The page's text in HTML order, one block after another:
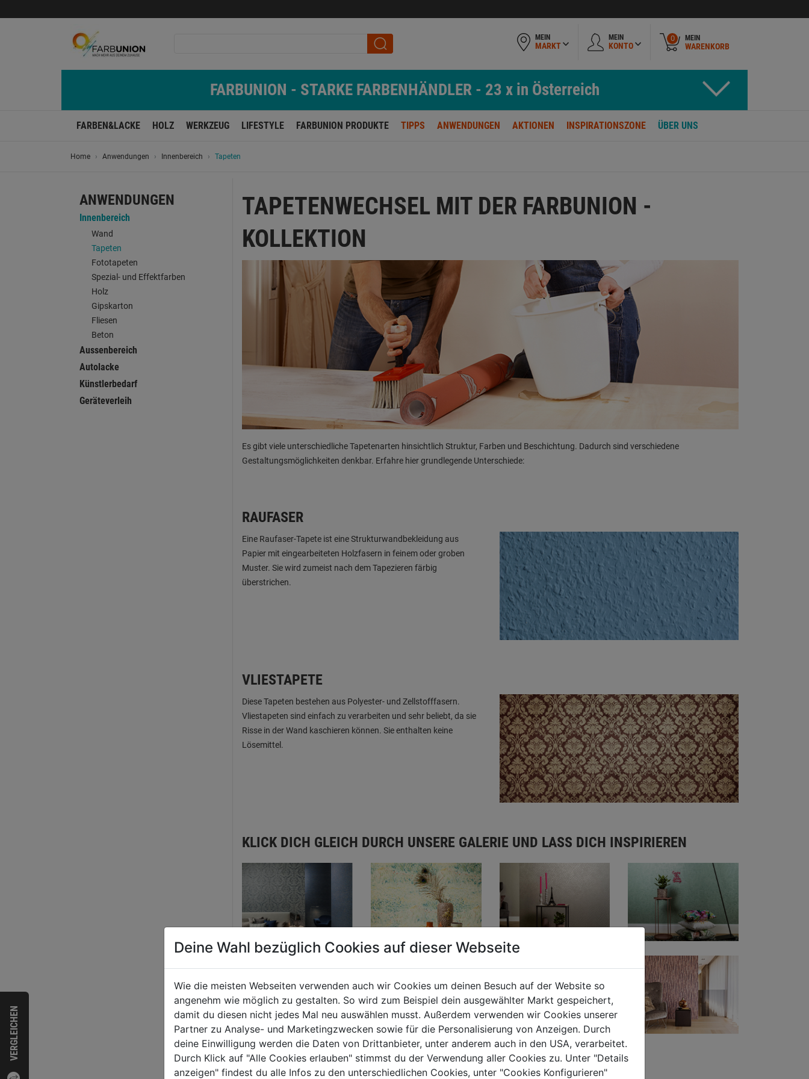
VERGLEICHEN
MEIN
MARKT
MEIN
KONTO
0 MEIN
WARENKORB
FARBUNION - STARKE FARBENHÄNDLER - 23 x in Österreich
FARBEN&LACKE HOLZ WERKZEUG LIFESTYLE FARBUNION PRODUKTE TIPPS ANWENDUNGEN AKTIONEN INSPIRATIONSZONE ÜBER UNS
Home Anwendungen Innenbereich Tapeten
ANWENDUNGEN
Innenbereich
Wand
Tapeten
Fototapeten
Spezial- und Effektfarben
Holz
Gipskarton
Fliesen
Beton
Aussenbereich
Autolacke
Künstlerbedarf
Geräteverleih
TAPETENWECHSEL MIT DER FARBUNION -
KOLLEKTION
Es gibt viele unterschiedliche Tapetenarten hinsichtlich Struktur, Farben und Beschichtung. Dadurch sind verschiedene
Gestaltungsmöglichkeiten denkbar. Erfahre hier grundlegende Unterschiede:
RAUFASER
Eine Raufaser-Tapete ist eine Strukturwandbekleidung aus
Papier mit eingearbeiteten Holzfasern in feinem oder groben
Muster. Sie wird zumeist nach dem Tapezieren färbig
überstrichen.
VLIESTAPETE
Diese Tapeten bestehen aus Polyester- und Zellstofffasern.
Vliestapeten sind einfach zu verarbeiten und sehr beliebt, da sie
Risse in der Wand kaschieren können. Sie enthalten keine
Lösemittel.
KLICK DICH GLEICH DURCH UNSERE GALERIE UND LASS DICH INSPIRIEREN
Deine Wahl bezüglich Cookies auf dieser Webseite
Wie die meisten Webseiten verwenden auch wir Cookies um deinen Besuch auf der Website so
angenehm wie möglich zu gestalten. So wird zum Beispiel dein ausgewählter Markt gespeichert,
damit du diesen nicht jedes Mal neu auswählen musst. Außerdem verwenden wir Cookies unserer
Partner zu Analyse- und Marketingzwecken sowie für die Personalisierung von Anzeigen. Durch
deine Einwilligung werden die Daten von Drittanbieter, unter anderem auch in den USA, verarbeitet.
Durch Klick auf "Alle Cookies erlauben" stimmst du der Verwendung aller Cookies zu. Unter "Details
anzeigen" findest du alle Infos zu den unterschiedlichen Cookies, unter "Cookies Konfigurieren"